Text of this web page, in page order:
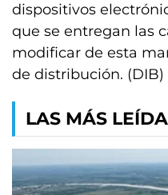
dispositivos
que se entregan las
modificar de esta
de distribución. (DIB)
LAS MÁS